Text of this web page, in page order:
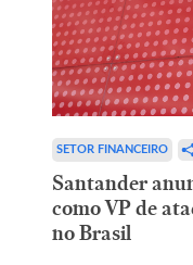
SETOR FINANCEIRO
Santander
como VP de
no Brasil